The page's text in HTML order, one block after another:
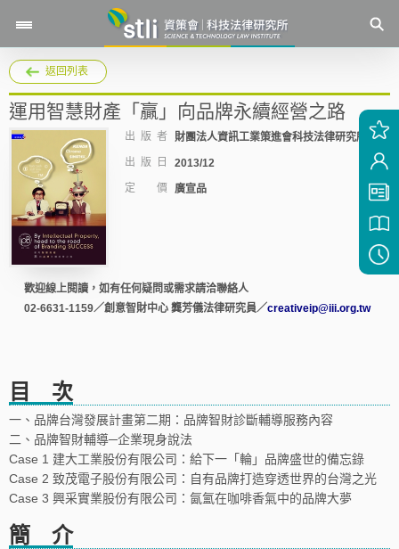
返回列表
運用智慧財產「贏」向品牌永續經營之路
出 版 者 財團法人資訊工業策進會科技法律研究所
出 版 日
2013/12
定 價
廣宣品
歡迎線上閱讀，如有任何疑問或需求請洽聯絡人
02-6631-1159／創意智財中心 龔芳儀法律研究員／creativeip@iii.org.tw
目 次
一、品牌台灣發展計畫第二期：品牌智財診斷輔導服務內容
二、品牌智財輔導─企業現身說法
Case 1 建大工業股份有限公司：給下一「輪」品牌盛世的備忘錄
Case 2 致茂電子股份有限公司：自有品牌打造穿透世界的台灣之光
Case 3 興采實業股份有限公司：氤氳在咖啡香氣中的品牌大夢
簡 介